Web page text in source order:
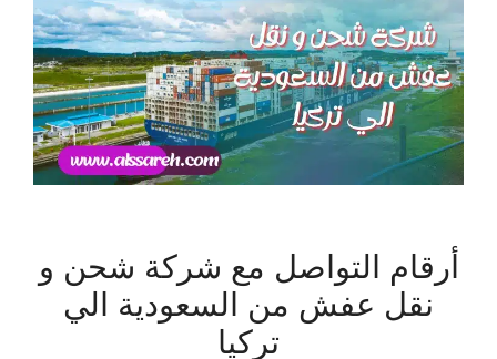
أرقام التواصل مع شركة شحن و
نقل عفش من السعودية الي
تركيا